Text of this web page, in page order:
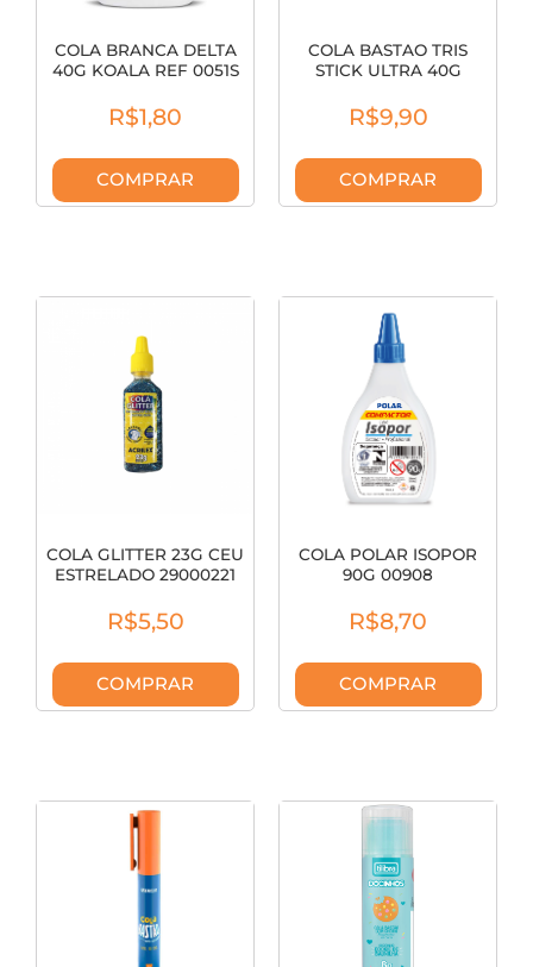
COLA BRANCA DELTA
40G KOALA REF 0051S
R$1,80
COMPRAR
COLA BASTAO TRIS
STICK ULTRA 40G
R$9,90
COMPRAR
COLA GLITTER 23G CEU
ESTRELADO 29000221
R$5,50
COMPRAR
COLA POLAR ISOPOR
90G 00908
R$8,70
COMPRAR